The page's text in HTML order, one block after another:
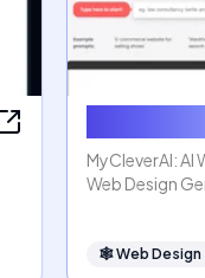
MyCleverAI: AI
Web Design
🕸Web Design